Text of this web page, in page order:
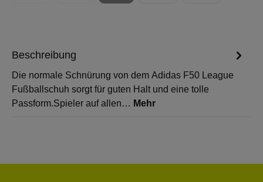
Beschreibung
Die normale Schnürung von dem Adidas F50 League
Fußballschuh sorgt für guten Halt und eine tolle
Passform.Spieler auf allen… Mehr